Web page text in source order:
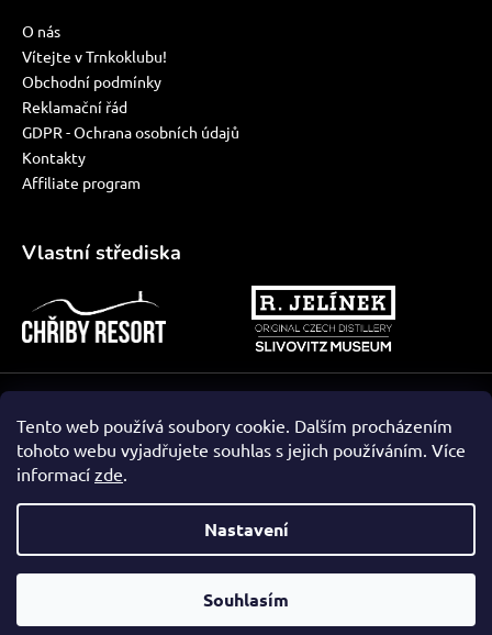
Tento web používá soubory cookie. Dalším procházením
tohoto webu vyjadřujete souhlas s jejich používáním. Více
informací zde.
Nastavení
Souhlasím
O nás
Vítejte v Trnkoklubu!
Obchodní podmínky
Reklamační řád
GDPR - Ochrana osobních údajů
Kontakty
Affiliate program
Vlastní střediska
06.08.2026 RECENZE